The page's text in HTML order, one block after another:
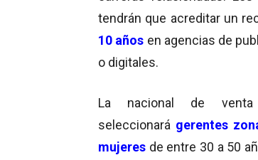
tendrán que acreditar un
10 años en agencias de
o digitales.
La nacional de
seleccionará gerentes
mujeres de entre 30 a 50